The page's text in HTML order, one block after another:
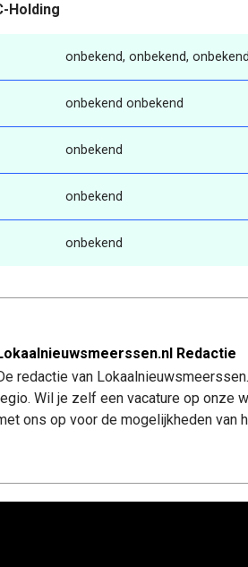
Holding
onbekend, onbekend, onbekend
onbekend onbekend
onbekend
onbekend
onbekend
Redactie
redactie van
Wil je zelf een vacature op onze
ons op voor de mogelijkheden van